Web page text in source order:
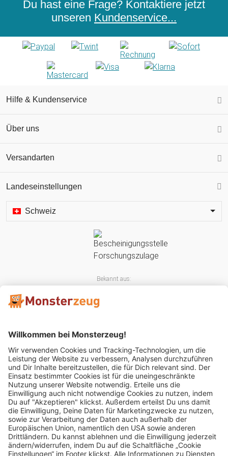
Du hast eine Frage? Kontaktiere jetzt
unseren Kundenservice...
Hilfe & Kundenservice
Über uns
Versandarten
Landeseinstellungen
Schweiz
Bekannt aus:
Mitglied im: